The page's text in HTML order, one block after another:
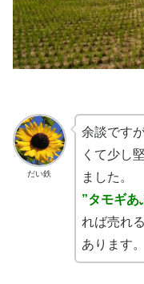
だい鉄
余談です
くて少し
ました。
”タモギあ
れば売れ
あります。